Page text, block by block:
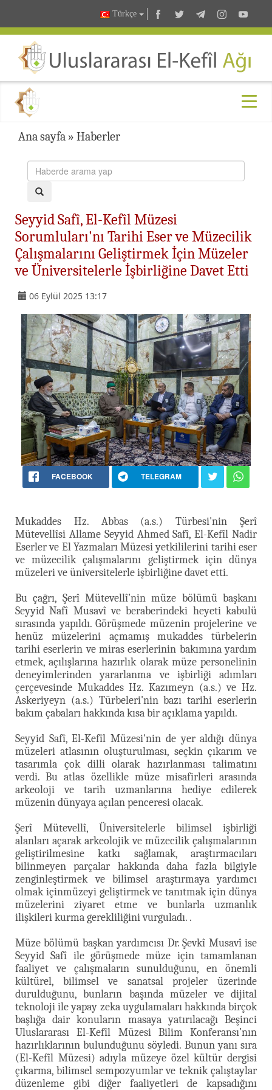
Türkçe
Ana sayfa » Haberler
Seyyid Safî, El-Kefîl Müzesi
Sorumluları'nı Tarihi Eser ve Müzecilik
Çalışmalarını Geliştirmek İçin Müzeler
ve Üniversitelerle İşbirliğine Davet Etti
06 Eylül 2025 13:17
FACEBOOK TELEGRAM
Mukaddes Hz. Abbas (a.s.) Türbesi'nin Şerî
Mütevellîsi Allame Seyyid Ahmed Safî, El-Kefîl Nadir
Eserler ve El Yazmaları Müzesi yetkililerini tarihi eser
ve müzecilik çalışmalarını geliştirmek için dünya
müzeleri ve üniversitelerle işbirliğine davet etti.
Bu çağrı, Şerî Mütevellî’nin müze bölümü başkanı
Seyyid Nafî Musavî ve beraberindeki heyeti kabulü
sırasında yapıldı. Görüşmede müzenin projelerine ve
henüz müzelerini açmamış mukaddes türbelerin
tarihi eserlerin ve miras eserlerinin bakımına yardım
etmek, açılışlarına hazırlık olarak müze personelinin
deneyimlerinden yararlanma ve işbirliği adımları
çerçevesinde Mukaddes Hz. Kazımeyn (a.s.) ve Hz.
Askeriyeyn (a.s.) Türbeleri'nin bazı tarihi eserlerin
bakım çabaları hakkında kısa bir açıklama yapıldı.
Seyyid Safî, El-Kefîl Müzesi'nin de yer aldığı dünya
müzeleri atlasının oluşturulması, seçkin çıkarım ve
tasarımla çok dilli olarak hazırlanması talimatını
verdi. Bu atlas özellikle müze misafirleri arasında
arkeoloji ve tarih uzmanlarına hediye edilerek
müzenin dünyaya açılan penceresi olacak.
Şerî Mütevellî, Üniversitelerle bilimsel işbirliği
alanları açarak arkeolojik ve müzecilik çalışmalarının
geliştirilmesine katkı sağlamak, araştırmacıları
bilinmeyen parçalar hakkında daha fazla bilgiyle
zenginleştirmek ve bilimsel araştırmaya yardımcı
olmak içinmüzeyi geliştirmek ve tanıtmak için dünya
müzelerini ziyaret etme ve bunlarla uzmanlık
ilişkileri kurma gerekliliğini vurguladı. .
Müze bölümü başkan yardımcısı Dr. Şevkî Musavî ise
Seyyid Safî ile görüşmede müze için tamamlanan
faaliyet ve çalışmaların sunulduğunu, en önemli
kültürel, bilimsel ve sanatsal projeler üzerinde
durulduğunu, bunların başında müzeler ve dijital
teknoloji ile yapay zeka uygulamaları hakkında birçok
başlığa dair konuların masaya yatırılacağı Beşinci
Uluslararası El-Kefîl Müzesi Bilim Konferansı’nın
hazırlıklarının bulunduğunu söyledi. Bunun yanı sıra
(El-Kefîl Müzesi) adıyla müzeye özel kültür dergisi
çıkarma, bilimsel sempozyumlar ve teknik çalıştaylar
düzenleme gibi diğer faaliyetleri de kapsadığını